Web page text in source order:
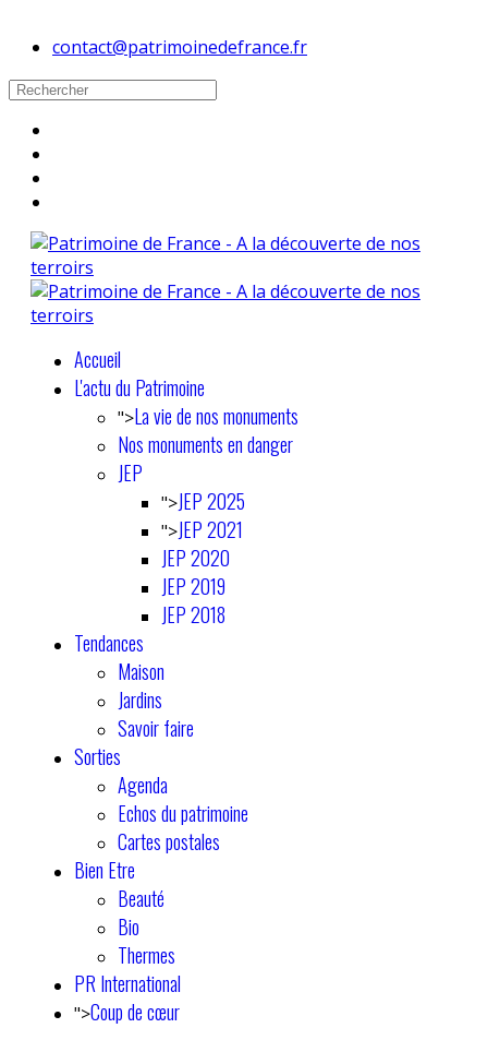
contact@patrimoinedefrance.fr
Accueil
L'actu du Patrimoine
">La vie de nos monuments
Nos monuments en danger
JEP
">JEP 2025
">JEP 2021
JEP 2020
JEP 2019
JEP 2018
Tendances
Maison
Jardins
Savoir faire
Sorties
Agenda
Echos du patrimoine
Cartes postales
Bien Etre
Beauté
Bio
Thermes
PR International
">Coup de cœur